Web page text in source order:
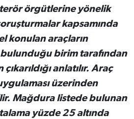
terör örgütlerine yönelik
kapsamında
konulan araçların
bulunduğu birim tarafından
anlatılır. Araç
üzerinden
Mağdura listede bulunan
yüzde 25 altında